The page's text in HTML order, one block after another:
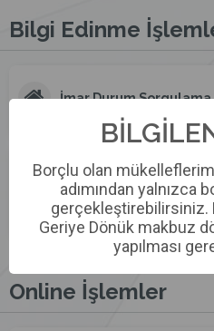
Bilgi Edinme
İmar Durum Sorgulama
Nöbetçi Eczaneler
Çankaya Nöbetçi Eczaneler
Online İşlemler
Borçlu olan
adımından yalnızca
gerçekleştirebilirsiniz.
Geriye Dönük makbuz
yapılması